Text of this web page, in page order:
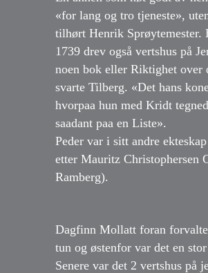
«for lang og tro tjeneste»,
tilhørt Henrik Sprøytemester.
1739 drev også vertshus på
noen bok eller Riktighet
svarte Tilberg. «Det hans
hvorpaa hun med Kridt
saadant paa en Liste».
Peder var i sitt andre
etter Mauritz Christophersen
Ramberg).
Dagfinn Mollatt foran
tun og østenfor var det en stor
Senere var det 2 vertshus på